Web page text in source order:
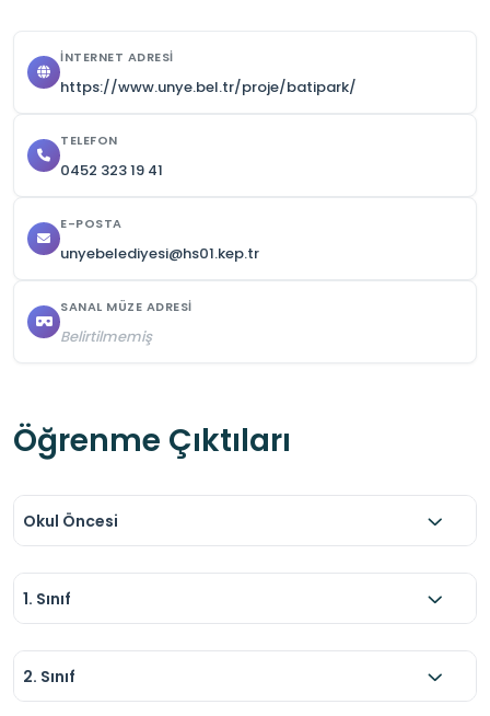
İNTERNET ADRESI
https://www.unye.bel.tr/proje/batipark/
TELEFON
0452 323 19 41
E-POSTA
unyebelediyesi@hs01.kep.tr
SANAL MÜZE ADRESI
Belirtilmemiş
Öğrenme Çıktıları
Okul Öncesi
1. Sınıf
2. Sınıf